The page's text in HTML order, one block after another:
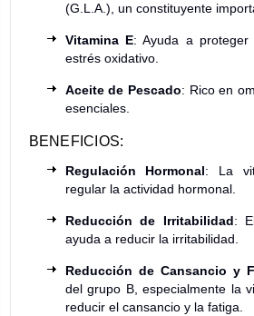
(G.L.A.), un constituyente
Vitamina E: Ayuda a
estrés oxidativo.
Aceite de Pescado: Rico en
esenciales.
BENEFICIOS:
Regulación Hormonal: La
regular la actividad hormonal.
Reducción de Irritabilidad:
ayuda a reducir la irritabilidad.
Reducción de Cansancio y
del grupo B, especialmente la
reducir el cansancio y la fatiga.